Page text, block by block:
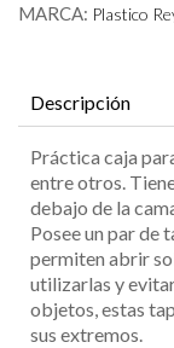
cantidad
MARCA: Plastico
Descripción
Práctica caja
entre otros.
debajo de la
Posee un par de
permiten abrir
utilizarlas y
objetos, estas
sus extremos.